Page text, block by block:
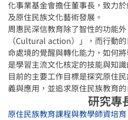
化事業基金會擔任董事長，致力
及原住民族文化藝術發展。
周惠民深信教育除了智性的功能
（Cultural action）」，而行動
命處境的覺醒與轉化能力，如何
是學習主流文化核定的技能與知
目前的主要工作目標是探究原住
義與應用，並追求原住民族教育的
研究專
原住民族教育課程與教學師資培育